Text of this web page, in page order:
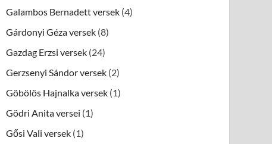
Galambos Bernadett versek (4)
Gárdonyi Géza versek (8)
Gazdag Erzsi versek (24)
Gerzsenyi Sándor versek (2)
Göbölös Hajnalka versek (1)
Gödri Anita versei (1)
Gősi Vali versek (1)